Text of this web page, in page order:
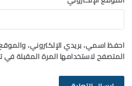
احفظ اسمي، بريدي الإلكتروني،
المتصفح لاستخدامها المرة المقبلة